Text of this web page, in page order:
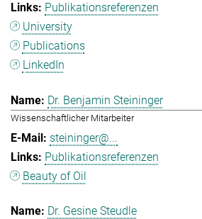
Publikationsreferenzen
University
Publications
LinkedIn
Dr. Benjamin Steininger
Wissenschaftlicher Mitarbeiter
steininger@...
Publikationsreferenzen
Beauty of Oil
Dr. Gesine Steudle